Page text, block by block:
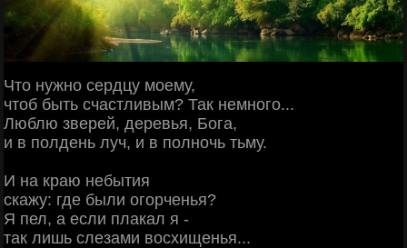
Что нужно сердцу моему,
чтоб быть счастливым? Так немного...
Люблю зверей, деревья, Бога,
и в полдень луч, и в полночь тьму.
И на краю небытия
скажу: где были огорченья?
Я пел, а если плакал я -
так лишь слезами восхищенья...